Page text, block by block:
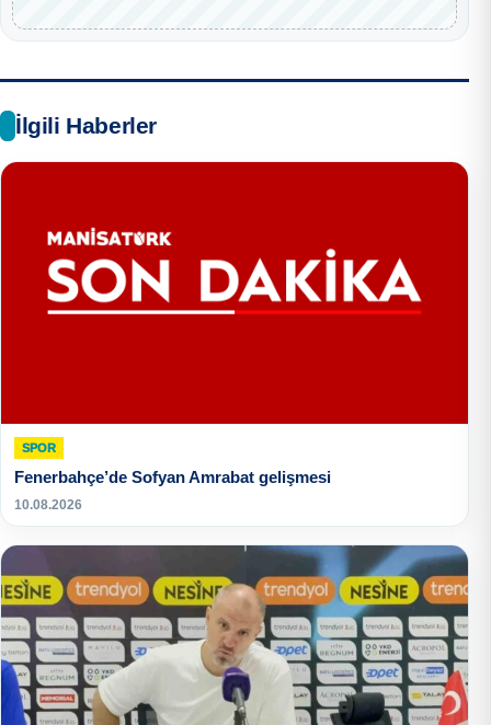
İlgili Haberler
SPOR
Fenerbahçe’de Sofyan Amrabat gelişmesi
10.08.2026